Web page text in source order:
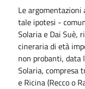
Le argomentazioni
tale ipotesi -
Solaria e Dai Suè,
cineraria di età
non probanti, data
Solaria, compresa
e Ricina (Recco o